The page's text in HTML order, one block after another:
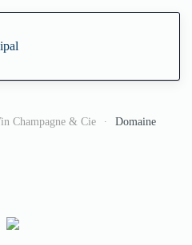
Champagne & Cie
Domaine